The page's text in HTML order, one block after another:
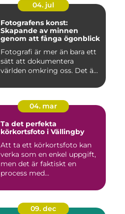
04. jul
Fotografens konst:
Skapande av minnen
genom att fånga ögonblick
Fotografi är mer än bara ett
sätt att dokumentera
världen omkring oss. Det ä...
04. mar
Ta det perfekta
körkortsfoto i Vällingby
Att ta ett körkortsfoto kan
verka som en enkel uppgift,
men det är faktiskt en
process med...
09. dec